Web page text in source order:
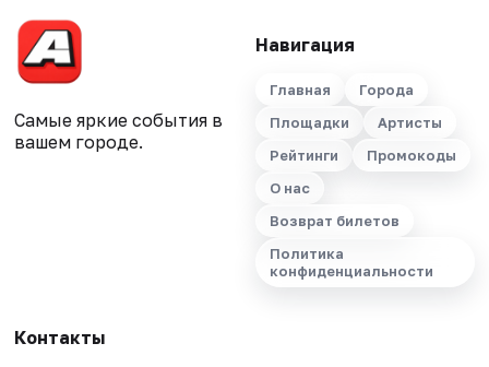
Самые яркие события в
вашем городе.
Навигация
Главная
Города
Площадки
Артисты
Рейтинги
Промокоды
О нас
Возврат билетов
Политика
конфиденциальности
Контакты